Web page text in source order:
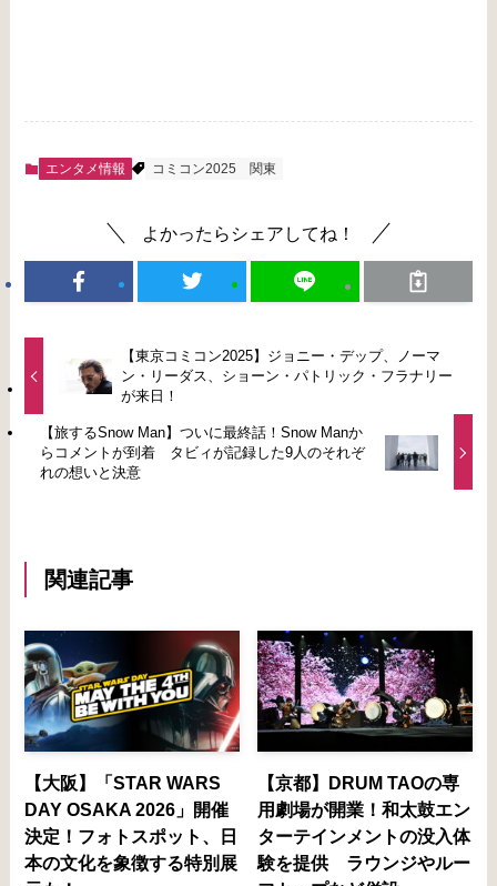
エンタメ情報 コミコン2025 関東
よかったらシェアしてね！
【東京コミコン2025】ジョニー・デップ、ノーマ
ン・リーダス、ショーン・パトリック・フラナリー
が来日！
【旅するSnow Man】ついに最終話！Snow Manか
らコメントが到着 タビィが記録した9人のそれぞ
れの想いと決意
関連記事
【大阪】「STAR WARS
DAY OSAKA 2026」開催
決定！フォトスポット、日
本の文化を象徴する特別展
【京都】DRUM TAOの専
用劇場が開業！和太鼓エン
ターテインメントの没入体
験を提供 ラウンジやルー